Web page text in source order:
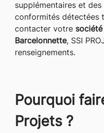
supplémentaires et
conformités détectées
contacter votre
Barcelonnette, SSI
renseignements.
Pourquoi
Projets ?